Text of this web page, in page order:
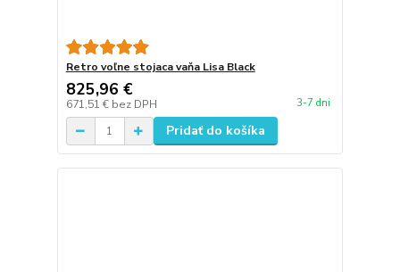
Retro voľne stojaca vaňa Lisa Black
825,96 €
671,51 € bez DPH 3-7 dni
Pridať do košíka